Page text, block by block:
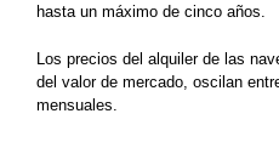
hasta un máximo de cinco años.
Los precios del alquiler de las
del valor de mercado, oscilan
mensuales.